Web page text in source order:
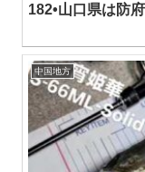
182•山口県は防
中国地方